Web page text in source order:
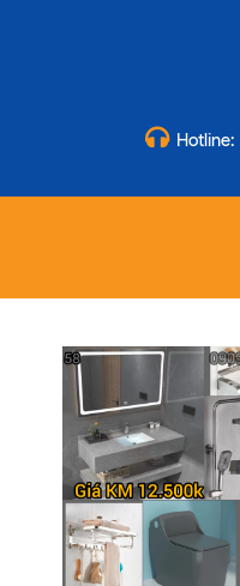
Hotline: